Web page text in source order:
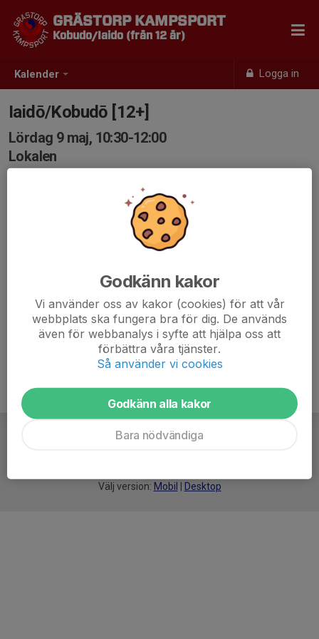
Kalender Logga in
GRÄSTORP KAMPSPORT
Kobudo/Iaido (från 12 år)
Iaidō/Kobudō [12+]
Lördag 9 maj, 10:30-12:00
Lokalen
Välj version: Mobil Desktop
Godkänn kakor
Vi använder oss av kakor (cookies) för att vår
webbplats ska fungera bra för dig. De används
även för webbanalys i syfte att hjälpa oss att
förbättra våra tjänster.
Så använder vi cookies
Godkänn alla kakor
Bara nödvändiga